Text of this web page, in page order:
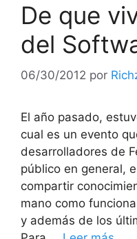
De que
del
06/30/2012 por
El año pasado,
cual es un evento
desarrolladores de
público en general,
compartir
mano como
y además de los